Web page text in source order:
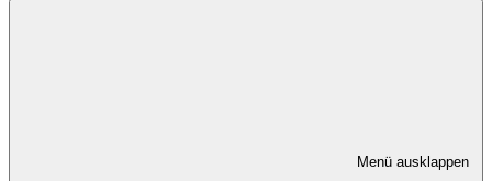
Menü ausklappen